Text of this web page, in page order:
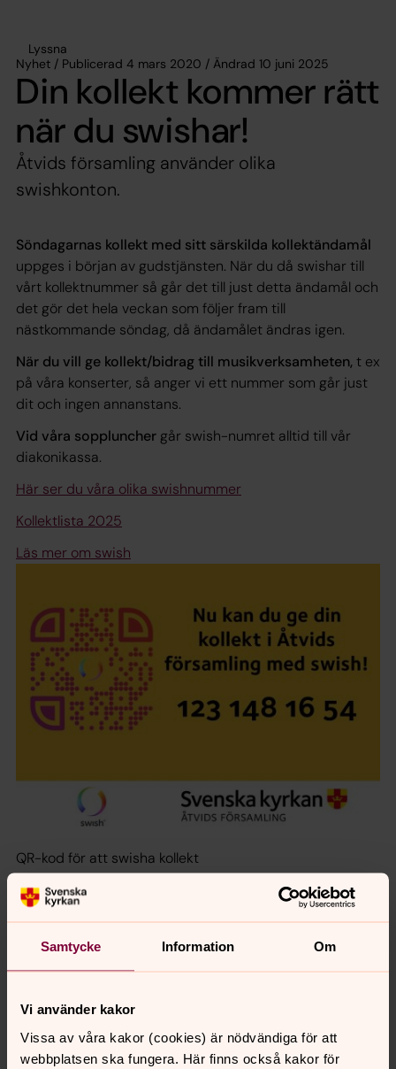
Samtycke Information Om
Vi använder kakor
Vissa av våra kakor (cookies) är nödvändiga för att
webbplatsen ska fungera. Här finns också kakor för
Lyssna
Nyhet / Publicerad 4 mars 2020 / Ändrad 10 juni 2025
Din kollekt kommer rätt
när du swishar!
Åtvids församling använder olika
swishkonton.
Söndagarnas kollekt med sitt särskilda kollektändamål
uppges i början av gudstjänsten. När du då swishar till
vårt kollektnummer så går det till just detta ändamål och
det gör det hela veckan som följer fram till
nästkommande söndag, då ändamålet ändras igen.
När du vill ge kollekt/bidrag till musikverksamheten,t ex
på våra konserter, så anger vi ett nummer som går just
dit och ingen annanstans.
Vid våra soppluncher går swish-numret alltid till vår
diakonikassa.
Här ser du våra olika swishnummer
Kollektlista 2025
Läs mer om swish
QR-kod för att swisha kollekt